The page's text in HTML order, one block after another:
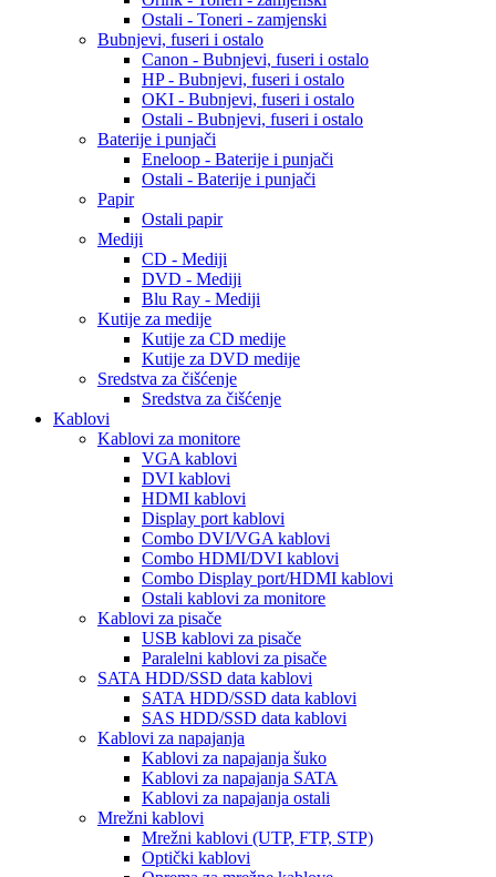
Ostali - Toneri - zamjenski
Bubnjevi, fuseri i ostalo
Canon - Bubnjevi, fuseri i ostalo
HP - Bubnjevi, fuseri i ostalo
OKI - Bubnjevi, fuseri i ostalo
Ostali - Bubnjevi, fuseri i ostalo
Baterije i punjači
Eneloop - Baterije i punjači
Ostali - Baterije i punjači
Papir
Ostali papir
Mediji
CD - Mediji
DVD - Mediji
Blu Ray - Mediji
Kutije za medije
Kutije za CD medije
Kutije za DVD medije
Sredstva za čišćenje
Sredstva za čišćenje
Kablovi
Kablovi za monitore
VGA kablovi
DVI kablovi
HDMI kablovi
Display port kablovi
Combo DVI/VGA kablovi
Combo HDMI/DVI kablovi
Combo Display port/HDMI kablovi
Ostali kablovi za monitore
Kablovi za pisače
USB kablovi za pisače
Paralelni kablovi za pisače
SATA HDD/SSD data kablovi
SATA HDD/SSD data kablovi
SAS HDD/SSD data kablovi
Kablovi za napajanja
Kablovi za napajanja šuko
Kablovi za napajanja SATA
Kablovi za napajanja ostali
Mrežni kablovi
Mrežni kablovi (UTP, FTP, STP)
Optički kablovi